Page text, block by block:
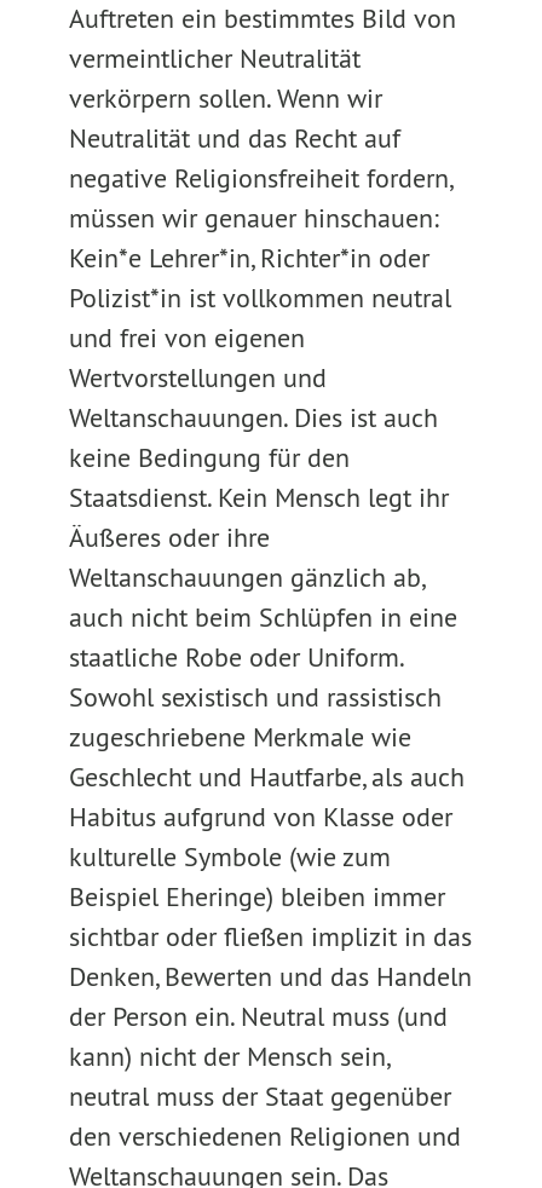
Auftreten ein bestimmtes Bild von
vermeintlicher Neutralität
verkörpern sollen. Wenn wir
Neutralität und das Recht auf
negative Religionsfreiheit fordern,
müssen wir genauer hinschauen:
Kein*e Lehrer*in, Richter*in oder
Polizist*in ist vollkommen neutral
und frei von eigenen
Wertvorstellungen und
Weltanschauungen. Dies ist auch
keine Bedingung für den
Staatsdienst. Kein Mensch legt ihr
Äußeres oder ihre
Weltanschauungen gänzlich ab,
auch nicht beim Schlüpfen in eine
staatliche Robe oder Uniform.
Sowohl sexistisch und rassistisch
zugeschriebene Merkmale wie
Geschlecht und Hautfarbe, als auch
Habitus aufgrund von Klasse oder
kulturelle Symbole (wie zum
Beispiel Eheringe) bleiben immer
sichtbar oder fließen implizit in das
Denken, Bewerten und das Handeln
der Person ein. Neutral muss (und
kann) nicht der Mensch sein,
neutral muss der Staat gegenüber
den verschiedenen Religionen und
Weltanschauungen sein. Das